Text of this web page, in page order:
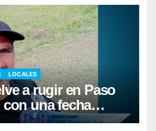
LOCALES
a rugir en Paso
una fecha